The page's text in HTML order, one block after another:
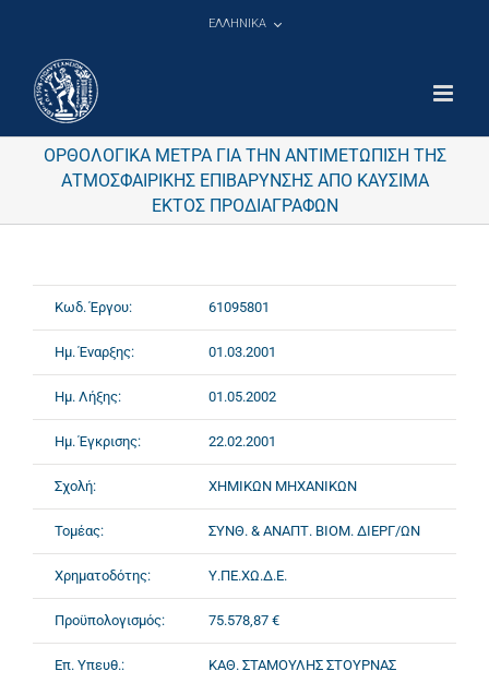
ΕΛΛΗΝΙΚΑ
ΟΡΘΟΛΟΓΙΚΑ ΜΕΤΡΑ ΓΙΑ ΤΗΝ ΑΝΤΙΜΕΤΩΠΙΣΗ ΤΗΣ
ΑΤΜΟΣΦΑΙΡΙΚΗΣ ΕΠΙΒΑΡΥΝΣΗΣ ΑΠΟ ΚΑΥΣΙΜΑ
ΕΚΤΟΣ ΠΡΟΔΙΑΓΡΑΦΩΝ
Κωδ. Έργου: 61095801
Ημ. Έναρξης: 01.03.2001
Ημ. Λήξης: 01.05.2002
Ημ. Έγκρισης: 22.02.2001
Σχολή: ΧΗΜΙΚΩΝ ΜΗΧΑΝΙΚΩΝ
Τομέας: ΣΥΝΘ. & ΑΝΑΠΤ. ΒΙΟΜ. ΔΙΕΡΓ/ΩΝ
Χρηματοδότης: Υ.ΠΕ.ΧΩ.Δ.Ε.
Προϋπολογισμός: 75.578,87 €
Επ. Υπευθ.: ΚΑΘ. ΣΤΑΜΟΥΛΗΣ ΣΤΟΥΡΝΑΣ